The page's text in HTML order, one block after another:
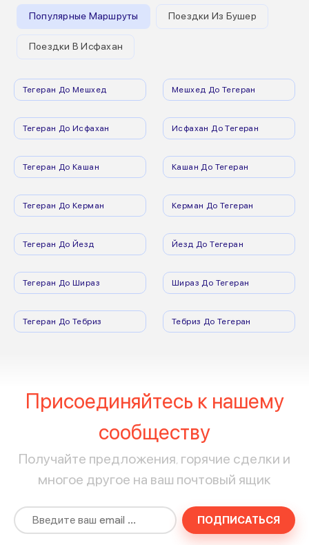
Популярные Маршруты Поездки Из Бушер
Поездки В Исфахан
Тегеран До Мешхед Мешхед До Тегеран
Тегеран До Исфахан Исфахан До Тегеран
Тегеран До Кашан Кашан До Тегеран
Тегеран До Керман Керман До Тегеран
Тегеран До Йезд Йезд До Тегеран
Тегеран До Шираз Шираз До Тегеран
Тегеран До Тебриз Тебриз До Тегеран
Присоединяйтесь к нашему
сообществу
Получайте предложения, горячие сделки и
многое другое на ваш почтовый ящик
ПОДПИСАТЬСЯ